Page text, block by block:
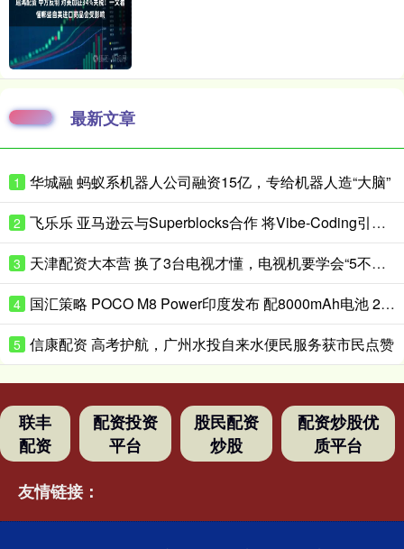
最新文章
1 华城融 蚂蚁系机器人公司融资15亿，专给机器人造“大脑”
2 飞乐乐 亚马逊云与Superblocks合作 将Vibe-Coding引入企业私有云
3 天津配资大本营 换了3台电视才懂，电视机要学会“5不买”，都是花钱买的经验
4 国汇策略 POCO M8 Power印度发布 配8000mAh电池 24999卢比起
5 信康配资 高考护航，广州水投自来水便民服务获市民点赞
联丰
配资
配资投资
平台
股民配资
炒股
配资炒股优
质平台
友情链接：